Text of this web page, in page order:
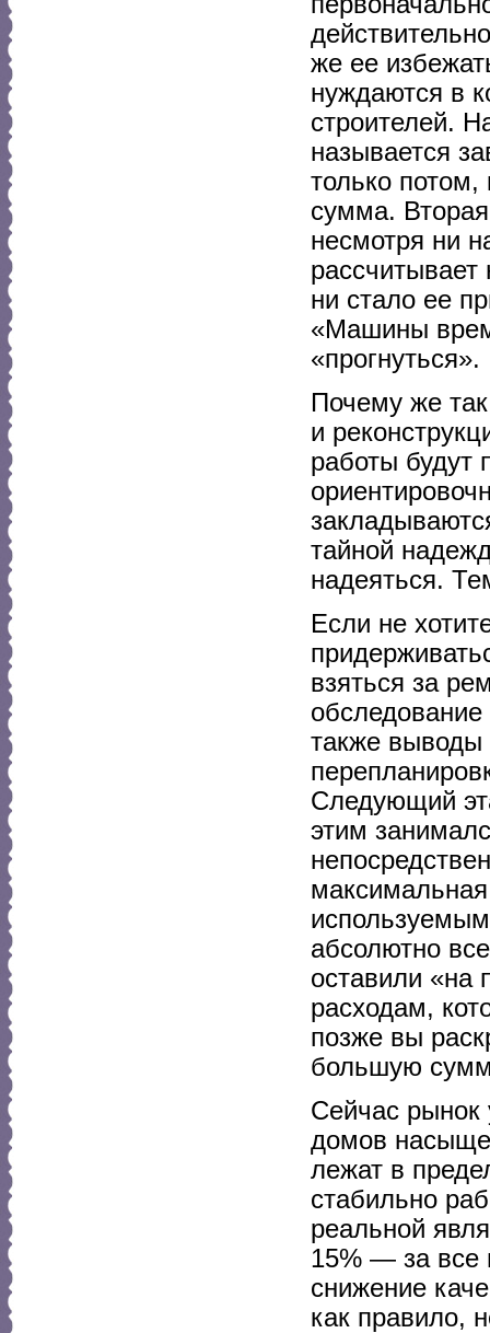
же ее
нуждаются в
строителей.
называется
только потом,
сумма.
несмотря ни
ни стало ее
«Машины
«прогнуться».
Почему же
и
работы будут
тайной
надеяться.
Если не
взяться за
также выводы
Следующий
этим
абсолютно
оставили «на
расходам,
позже вы
большую
Сейчас рынок
домов
лежат в
стабильно
реальной
15% — за все
снижение
как правило,